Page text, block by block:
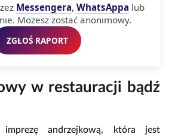
Messengera, WhatsAppa lub
Możesz zostać anonimowy.
ZGŁOŚ RAPORT
w restauracji bądź
andrzejkową, która jest